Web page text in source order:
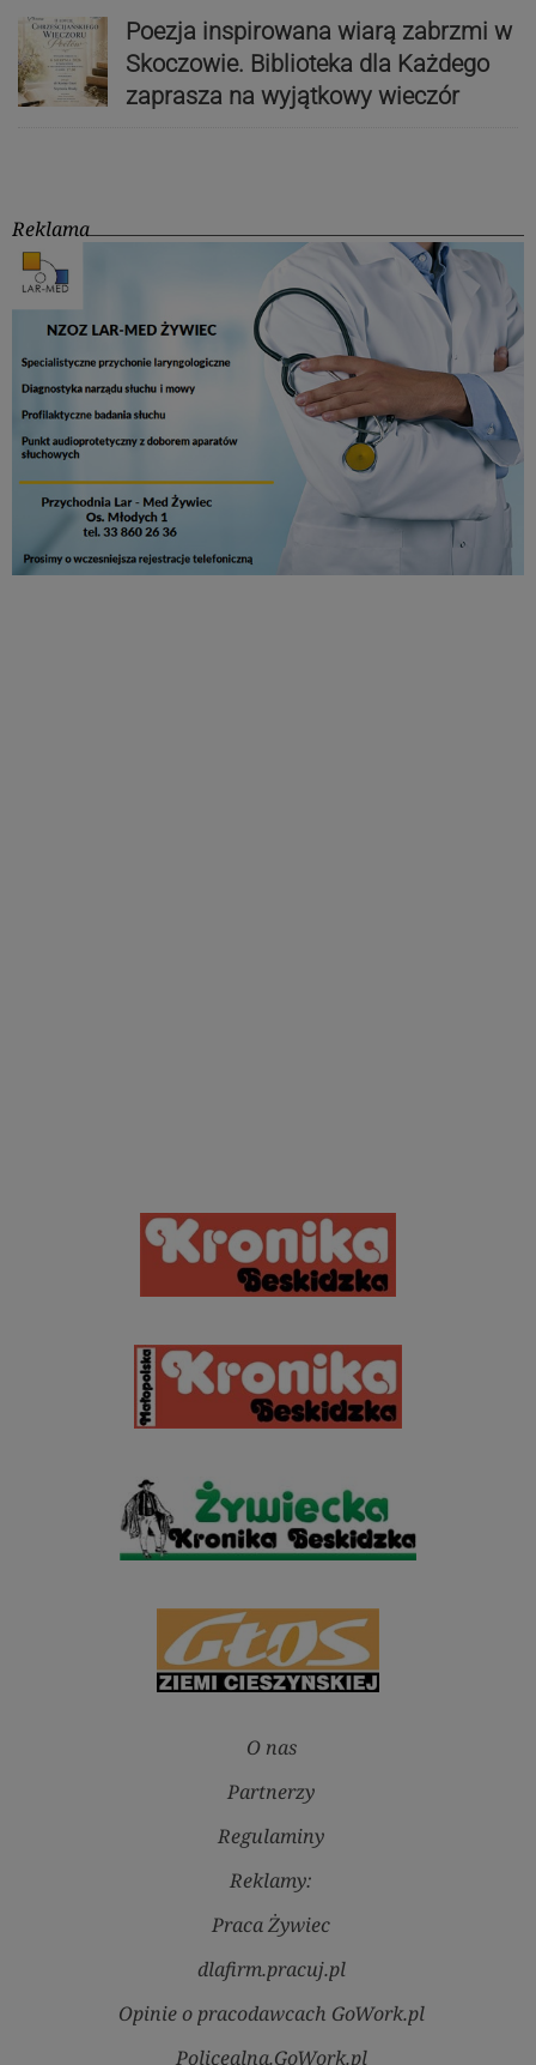
Poezja inspirowana wiarą zabrzmi w
Skoczowie. Biblioteka dla Każdego
zaprasza na wyjątkowy wieczór
Reklama
O nas
Partnerzy
Regulaminy
Reklamy:
Praca Żywiec
dlafirm.pracuj.pl
Opinie o pracodawcach GoWork.pl
Policealna.GoWork.pl